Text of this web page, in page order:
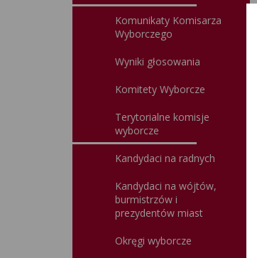
Komunikaty Komisarza
Wyborczego
Wyniki głosowania
Komitety Wyborcze
Terytorialne komisje
wyborcze
Kandydaci na radnych
Kandydaci na wójtów,
burmistrzów i
prezydentów miast
Okręgi wyborcze